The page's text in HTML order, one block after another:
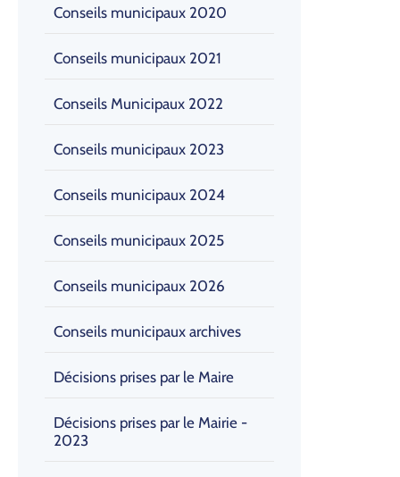
Conseils municipaux 2020
Conseils municipaux 2021
Conseils Municipaux 2022
Conseils municipaux 2023
Conseils municipaux 2024
Conseils municipaux 2025
Conseils municipaux 2026
Conseils municipaux archives
Décisions prises par le Maire
Décisions prises par le Mairie -
2023